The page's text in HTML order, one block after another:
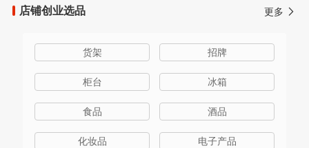
店铺创业选品 更多
货架 招牌
柜台 冰箱
食品 酒品
化妆品 电子产品